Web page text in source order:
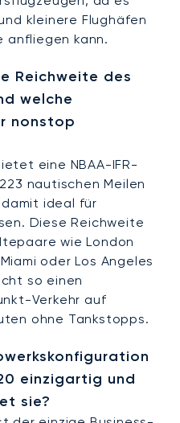
kleinere Flughäfen
anfliegen kann.
Reichweite des
welche
nonstop
eine NBAA-IFR-
nautischen Meilen
damit ideal für
Diese Reichweite
wie London
oder Los Angeles
so einen
Verkehr auf
ohne Tankstopps.
einzigartig und
sie?